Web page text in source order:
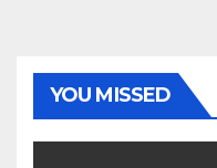
YOU MISSED